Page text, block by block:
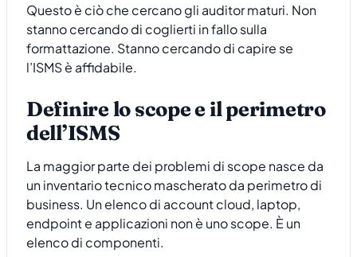
Questo è ciò che cercano gli auditor maturi. Non
stanno cercando di coglierti in fallo sulla
formattazione. Stanno cercando di capire se
l’ISMS è affidabile.
Definire lo scope e il perimetro
dell’ISMS
La maggior parte dei problemi di scope nasce da
un inventario tecnico mascherato da perimetro di
business. Un elenco di account cloud, laptop,
endpoint e applicazioni non è uno scope. È un
elenco di componenti.